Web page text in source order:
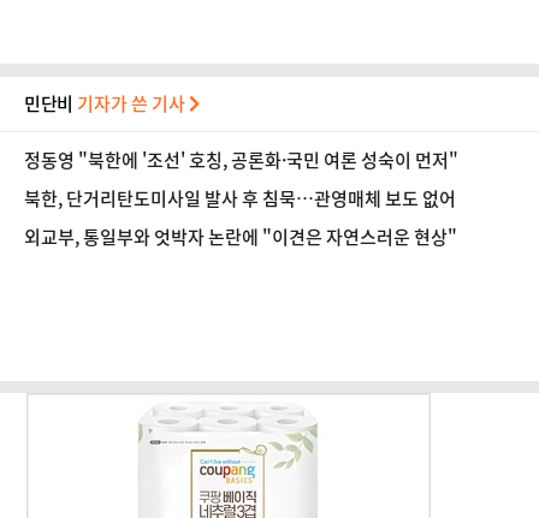
민단비 기자가 쓴 기사
정동영 "북한에 '조선' 호칭, 공론화·국민 여론 성숙이 먼저"
북한, 단거리탄도미사일 발사 후 침묵…관영매체 보도 없어
외교부, 통일부와 엇박자 논란에 "이견은 자연스러운 현상"